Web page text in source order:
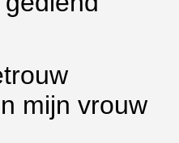
mijn vrouw